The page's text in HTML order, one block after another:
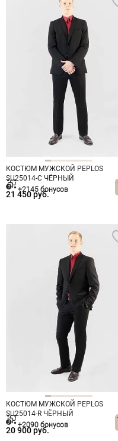
КОСТЮМ МУЖСКОЙ PEPLOS
SU25014-С ЧЁРНЫЙ
21 450 руб.
+2145 бонусов
КОСТЮМ МУЖСКОЙ PEPLOS
SU25014-R ЧЁРНЫЙ
20 900 руб.
+2090 бонусов